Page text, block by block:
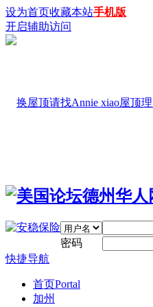
设为首页收藏本站手机版
开启辅助访问
密码
快捷导航
首页Portal
加州